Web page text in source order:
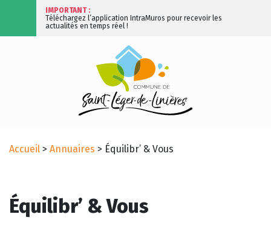
IMPORTANT :
Téléchargez l’application IntraMuros pour recevoir les
actualités en temps réel !
Accueil > Annuaires > Équilibr’ & Vous
Équilibr’ & Vous